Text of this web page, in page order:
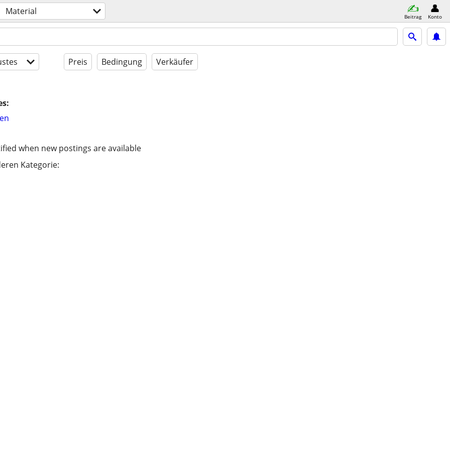
Material Beitrag Konto
Preis Bedingung Verkäufer
when new postings are available
Kategorie: